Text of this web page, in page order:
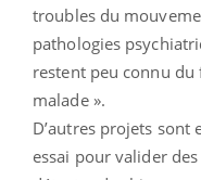
troubles du
pathologies
restent peu connu du
malade ».
D’autres projets sont
essai pour valider